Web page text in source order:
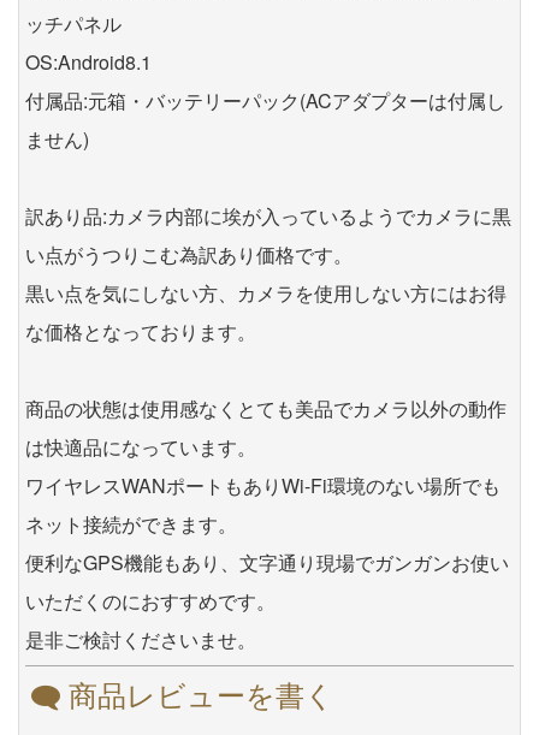
ッチパネル
OS:Android8.1
付属品:元箱・バッテリーパック(ACアダプターは付属し
ません)
訳あり品:カメラ内部に埃が入っているようでカメラに黒
い点がうつりこむ為訳あり価格です。
黒い点を気にしない方、カメラを使用しない方にはお得
な価格となっております。
商品の状態は使用感なくとても美品でカメラ以外の動作
は快適品になっています。
ワイヤレスWANポートもありWi-Fi環境のない場所でも
ネット接続ができます。
便利なGPS機能もあり、文字通り現場でガンガンお使い
いただくのにおすすめです。
是非ご検討くださいませ。
商品レビューを書く